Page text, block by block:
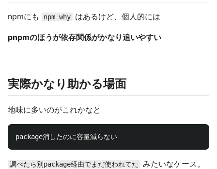
npmにも npm why はあるけど、個人的には
pnpmのほうが依存関係がかなり追いやすい
実際かなり助かる場面
地味に多いのがこれかなと
調べたら別package経由でまだ使われてた みたいなケース。